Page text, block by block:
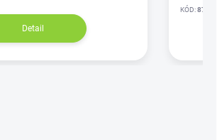
Detail
KÓD:87/